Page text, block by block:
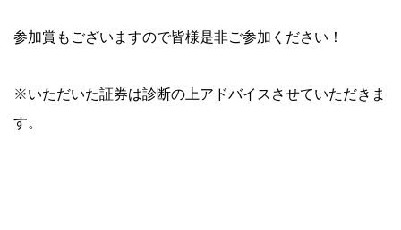
参加賞もございますので皆様是非ご参加ください！
※いただいた証券は診断の上アドバイスさせていただきま
す。